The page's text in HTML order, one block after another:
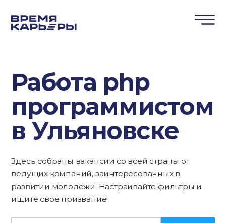
Работа php
программистом
в Ульяновске
Здесь собраны вакансии со всей страны от
ведущих компаний, заинтересованных в
развитии молодежи. Настраивайте фильтры и
ищите свое призвание!